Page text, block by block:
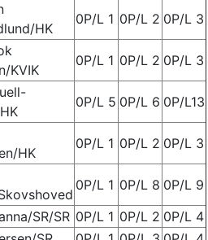
HK
0P/L 1 0P/L 2 0P/L 3
KVIK
0P/L 1 0P/L 2 0P/L 3
0P/L 5 0P/L 6 0P/L13
HK
0P/L 1 0P/L 2 0P/L 3
0P/L 1 0P/L 8 0P/L 9
SR/SR 0P/L 1 0P/L 2 0P/L 4